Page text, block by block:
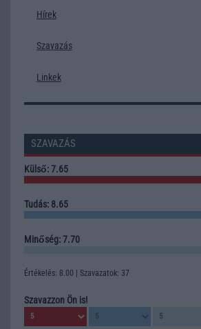
Hírek
Szavazás
Linkek
SZAVAZÁS
Külső: 7.65
Tudás: 8.65
Minőség: 7.70
Értékelés: 8.00 | Szavazatok: 37
Szavazzon Ön is!